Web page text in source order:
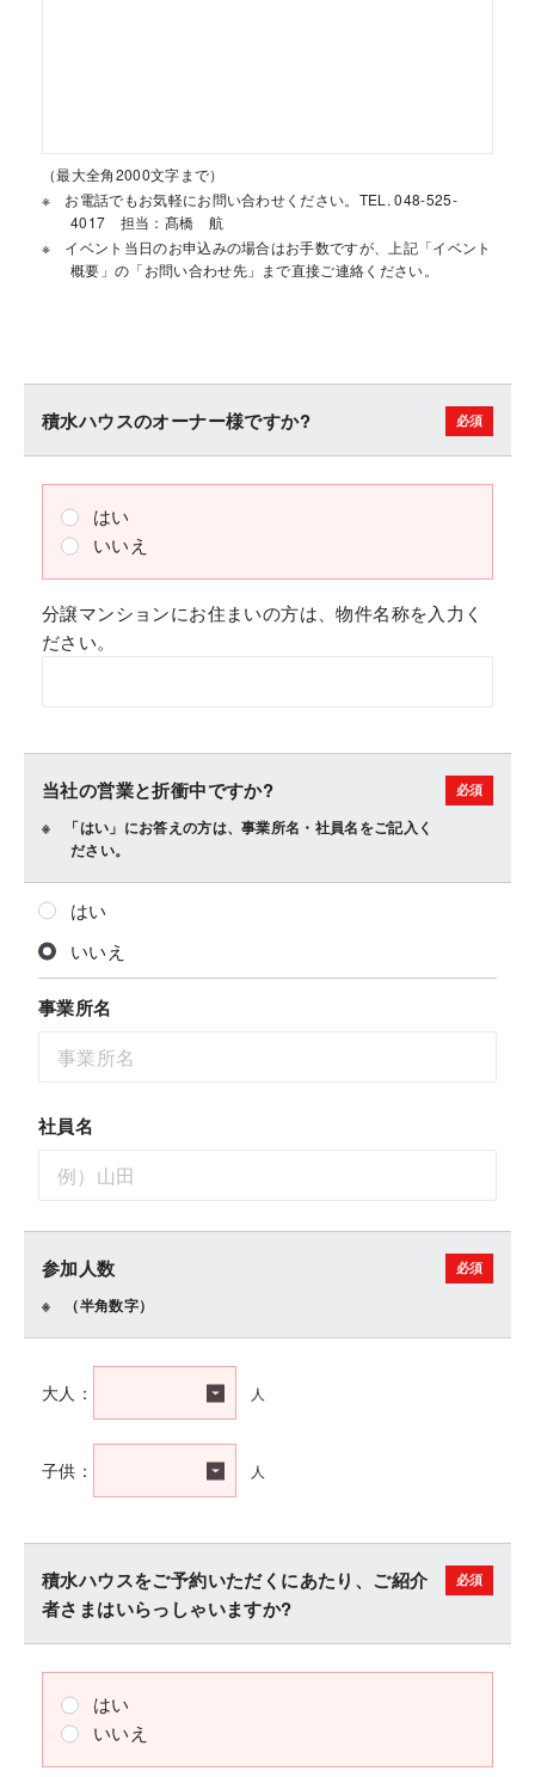
（最大全角2000文字まで）
お電話でもお気軽にお問い合わせください。TEL. 048-525-
4017 担当：髙橋 航
イベント当日のお申込みの場合はお手数ですが、上記「イベント
概要」の「お問い合わせ先」まで直接ご連絡ください。
積水ハウスのオーナー様ですか?
はい
いいえ
分譲マンションにお住まいの方は、物件名称を入力く
ださい。
当社の営業と折衝中ですか?
「はい」にお答えの方は、事業所名・社員名をご記入く
ださい。
はい
いいえ
事業所名
社員名
参加人数
（半角数字）
大人： 人
子供： 人
積水ハウスをご予約いただくにあたり、ご紹介
者さまはいらっしゃいますか?
はい
いいえ